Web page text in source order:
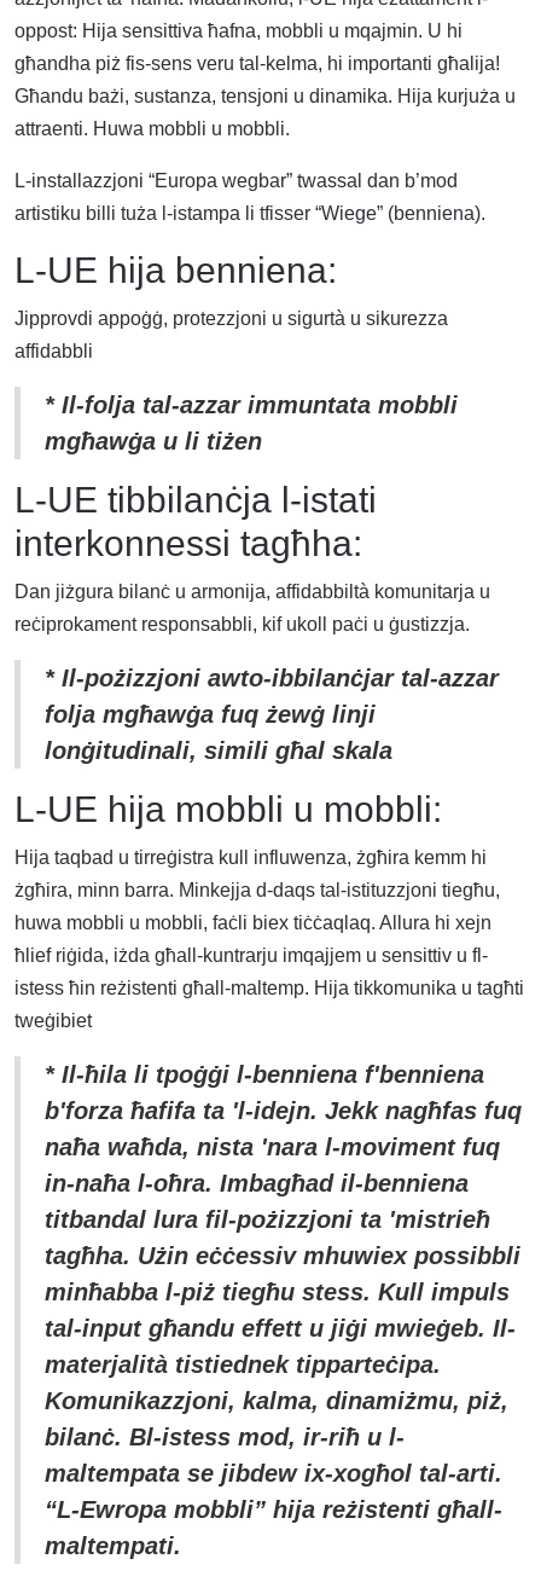
oppost: Hija sensittiva ħafna, mobbli u mqajmin. U hi
għandha piż fis-sens veru tal-kelma, hi importanti għalija!
Għandu bażi, sustanza, tensjoni u dinamika. Hija kurjuża u
attraenti. Huwa mobbli u mobbli.
L-installazzjoni “Europa wegbar” twassal dan b’mod
artistiku billi tuża l-istampa li tfisser “Wiege” (benniena).
L-UE hija benniena:
Jipprovdi appoġġ, protezzjoni u sigurtà u sikurezza
affidabbli
* Il-folja tal-azzar immuntata mobbli
mgħawġa u li tiżen
L-UE tibbilanċja l-istati
interkonnessi tagħha:
Dan jiżgura bilanċ u armonija, affidabbiltà komunitarja u
reċiprokament responsabbli, kif ukoll paċi u ġustizzja.
* Il-pożizzjoni awto-ibbilanċjar tal-azzar
folja mgħawġa fuq żewġ linji
lonġitudinali, simili għal skala
L-UE hija mobbli u mobbli:
Hija taqbad u tirreġistra kull influwenza, żgħira kemm hi
żgħira, minn barra. Minkejja d-daqs tal-istituzzjoni tiegħu,
huwa mobbli u mobbli, faċli biex tiċċaqlaq. Allura hi xejn
ħlief riġida, iżda għall-kuntrarju imqajjem u sensittiv u fl-
istess ħin reżistenti għall-maltemp. Hija tikkomunika u tagħti
tweġibiet
* Il-ħila li tpoġġi l-benniena f'benniena
b'forza ħafifa ta 'l-idejn. Jekk nagħfas fuq
naħa waħda, nista 'nara l-moviment fuq
in-naħa l-oħra. Imbagħad il-benniena
titbandal lura fil-pożizzjoni ta 'mistrieħ
tagħha. Użin eċċessiv mhuwiex possibbli
minħabba l-piż tiegħu stess. Kull impuls
tal-input għandu effett u jiġi mwieġeb. Il-
materjalità tistiednek tipparteċipa.
Komunikazzjoni, kalma, dinamiżmu, piż,
bilanċ. Bl-istess mod, ir-riħ u l-
maltempata se jibdew ix-xogħol tal-arti.
“L-Ewropa mobbli” hija reżistenti għall-
maltempati.